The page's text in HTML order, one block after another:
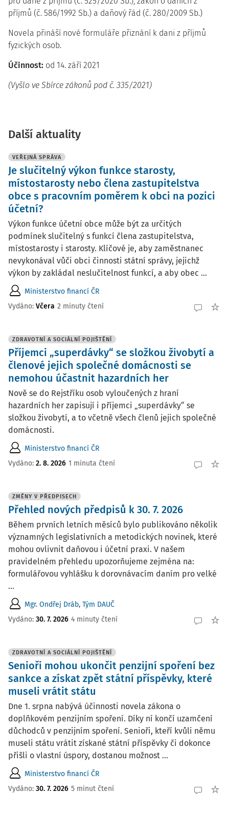
příjmů (č. 586/1992 Sb.) a daňový řád (č. 280/2009 Sb.)
Novela přináší nové formuláře přiznání k dani z příjmů
fyzických osob.
Účinnost: od 14. září 2021
(Vyšlo ve Sbírce zákonů pod č. 335/2021)
Další aktuality
VEŘEJNÁ SPRÁVA
Je slučitelný výkon funkce starosty,
místostarosty nebo člena zastupitelstva
obce s pracovním poměrem k obci na pozici
účetní?
Výkon funkce účetní obce může být za určitých
podmínek slučitelný s funkcí člena zastupitelstva,
místostarosty i starosty. Klíčové je, aby zaměstnanec
nevykonával vůči obci činnosti státní správy, jejichž
výkon by zakládal neslučitelnost funkcí, a aby obec ...
Ministerstvo financí ČR
Vydáno: Včera 2 minuty čtení
ZDRAVOTNÍ A SOCIÁLNÍ POJIŠTĚNÍ
Příjemci „superdávky“ se složkou živobytí a
členové jejich společné domácnosti se
nemohou účastnit hazardních her
Nově se do Rejstříku osob vyloučených z hraní
hazardních her zapisují i příjemci „superdávky“ se
složkou živobytí, a to včetně všech členů jejich společné
domácnosti.
Ministerstvo financí ČR
Vydáno: 2. 8. 2026 1 minuta čtení
ZMĚNY V PŘEDPISECH
Přehled nových předpisů k 30. 7. 2026
Během prvních letních měsíců bylo publikováno několik
významných legislativních a metodických novinek, které
mohou ovlivnit daňovou i účetní praxi. V našem
pravidelném přehledu upozorňujeme zejména na:
formulářovou vyhlášku k dorovnávacím daním pro velké
...
Mgr. Ondřej Dráb, Tým DAUČ
Vydáno: 30. 7. 2026 4 minuty čtení
ZDRAVOTNÍ A SOCIÁLNÍ POJIŠTĚNÍ
Senioři mohou ukončit penzijní spoření bez
sankce a získat zpět státní příspěvky, které
museli vrátit státu
Dne 1. srpna nabývá účinnosti novela zákona o
doplňkovém penzijním spoření. Díky ní končí uzamčení
důchodců v penzijním spoření. Senioři, kteří kvůli němu
museli státu vrátit získané státní příspěvky či dokonce
přišli o vlastní úspory, dostanou možnost ...
Ministerstvo financí ČR
Vydáno: 30. 7. 2026 5 minut čtení